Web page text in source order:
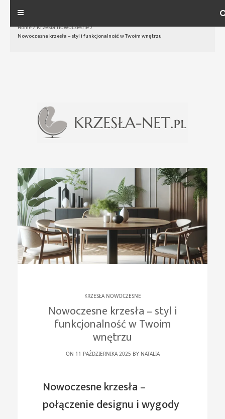
Skip
to
content
Home/Krzesła nowoczesne/
Nowoczesne krzesła – styl i funkcjonalność w Twoim wnętrzu
KRZESŁA NOWOCZESNE
Nowoczesne krzesła – styl i
funkcjonalność w Twoim
wnętrzu
ON 11 PAŹDZIERNIKA 2025 BY NATALIA
Nowoczesne krzesła –
połączenie designu i wygody